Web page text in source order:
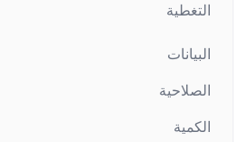
التغطية
البيانات
الصلاحية
الكمية